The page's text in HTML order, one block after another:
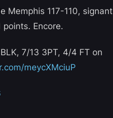
Memphis 117-110, signant
Encore.
7/13 3PT, 4/4 FT on
meycXMciuP